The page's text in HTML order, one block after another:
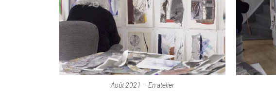
Août 2021 – En atelier